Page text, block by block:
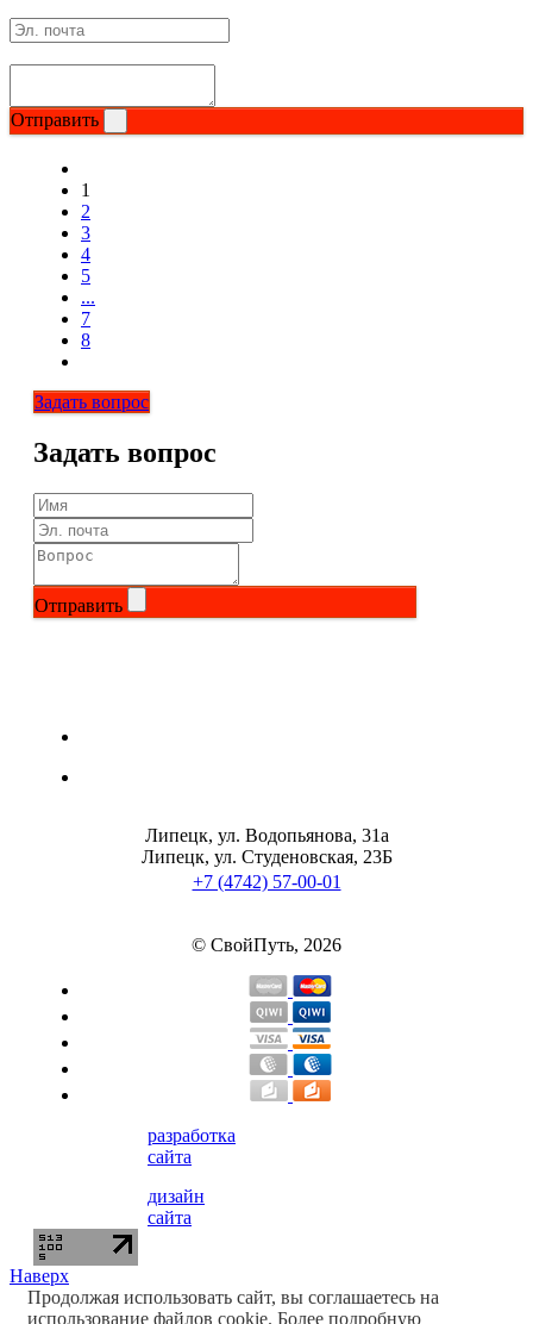
Отправить
1
2
3
4
5
...
7
8
Задать вопрос
Задать вопрос
Отправить
Липецк, ул. Водопьянова, 31а
Липецк, ул. Студеновская, 23Б
+7 (4742) 57-00-01
© СвойПуть, 2026
разработка
сайта
дизайн
сайта
Наверх
Продолжая использовать сайт, вы соглашаетесь на
использование файлов cookie. Более подробную